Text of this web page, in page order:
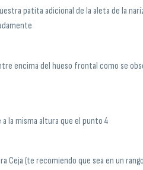
patita adicional de la aleta de la
encima del hueso frontal como se
la misma altura que el punto 4
Ceja (te recomiendo que sea en un